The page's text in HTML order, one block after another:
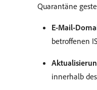
Quarantäne
E-Mail-
betroffenen
innerhalb